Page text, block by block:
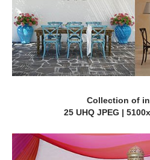
Collection of
25 UHQ JPEG |